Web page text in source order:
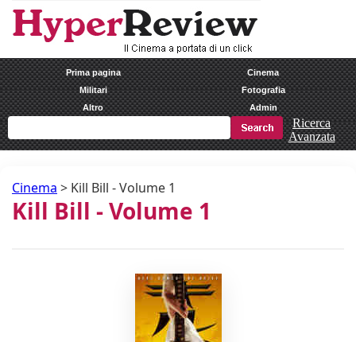
Prima pagina
Cinema
Militari
Fotografia
Altro
Admin
Ricerca
Avanzata
Cinema > Kill Bill - Volume 1
Kill Bill - Volume 1